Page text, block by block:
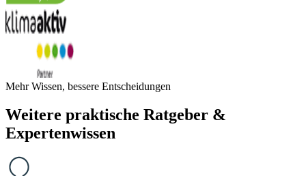
Mehr Wissen, bessere Entscheidungen
Weitere praktische Ratgeber &
Expertenwissen